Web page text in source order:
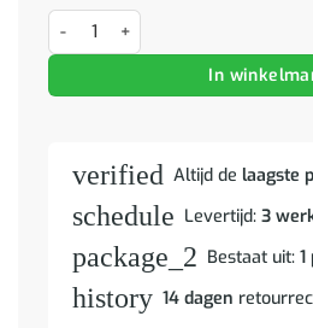
Dressoir met opslag Bruin 60 x 33 x
In
verified Altijd de laagste
schedule Levertijd: 3
package_2 Bestaat uit: 1
history 14 dagen